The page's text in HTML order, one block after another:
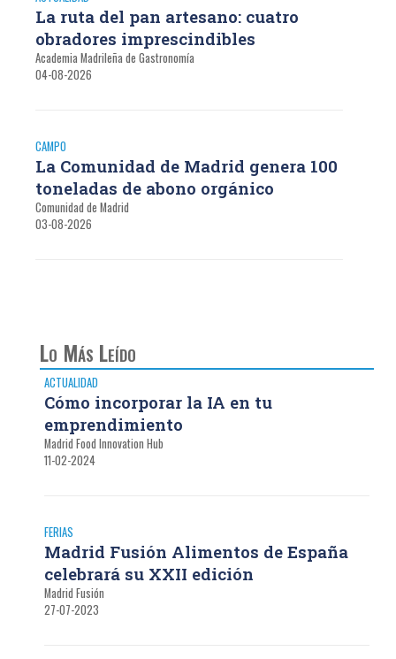
La ruta del pan artesano: cuatro
obradores imprescindibles
Academia Madrileña de Gastronomía
04-08-2026
CAMPO
La Comunidad de Madrid genera 100
toneladas de abono orgánico
Comunidad de Madrid
03-08-2026
Lo Más Leído
ACTUALIDAD
Cómo incorporar la IA en tu
emprendimiento
Madrid Food Innovation Hub
11-02-2024
FERIAS
Madrid Fusión Alimentos de España
celebrará su XXII edición
Madrid Fusión
27-07-2023